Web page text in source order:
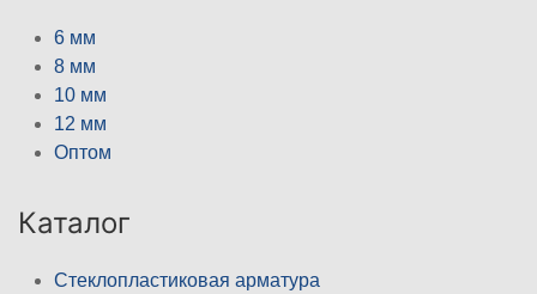
6 мм
8 мм
10 мм
12 мм
Оптом
Каталог
Стеклопластиковая арматура